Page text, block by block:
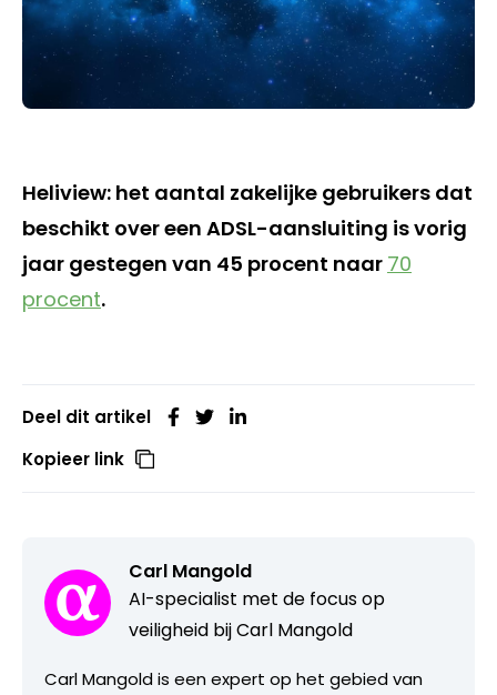
Heliview: het aantal zakelijke gebruikers dat
beschikt over een ADSL-aansluiting is vorig
jaar gestegen van 45 procent naar 70
procent.
Deel dit artikel
Kopieer link
Carl Mangold
AI-specialist met de focus op
veiligheid bij Carl Mangold
Carl Mangold is een expert op het gebied van